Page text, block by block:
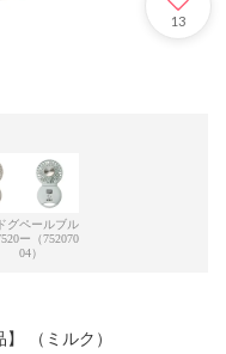
13
グペールブル
ー（752070
04）
（ミルク）